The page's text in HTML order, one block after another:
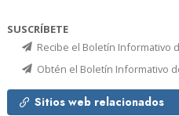
SUSCRÍBETE
Recibe el Boletín Informativo
Obtén el Boletín Informativo
Sitios web relacionados